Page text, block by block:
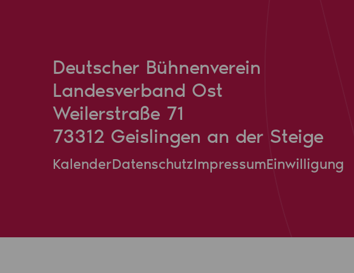
Deutscher Bühnenverein
Landesverband Ost
Weilerstraße 71
73312 Geislingen an der Steige
KalenderDatenschutzImpressumEinwilligung